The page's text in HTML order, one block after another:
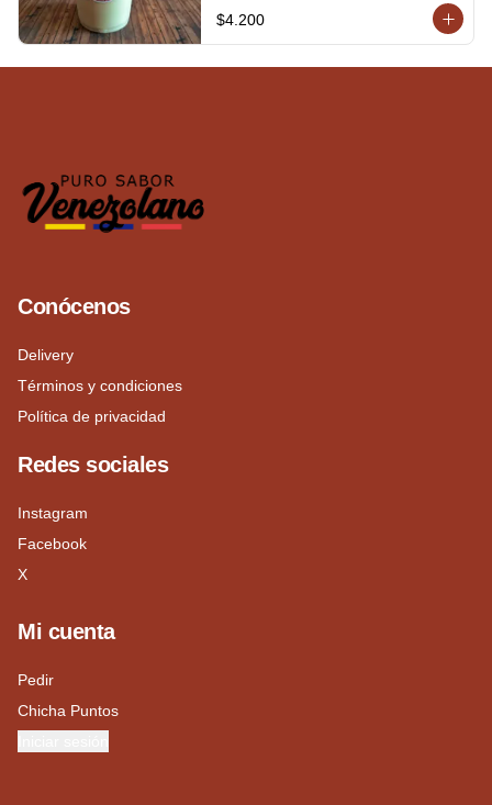
$4.200
Conócenos
Delivery
Términos y condiciones
Política de privacidad
Redes sociales
Instagram
Facebook
X
Mi cuenta
Pedir
Chicha Puntos